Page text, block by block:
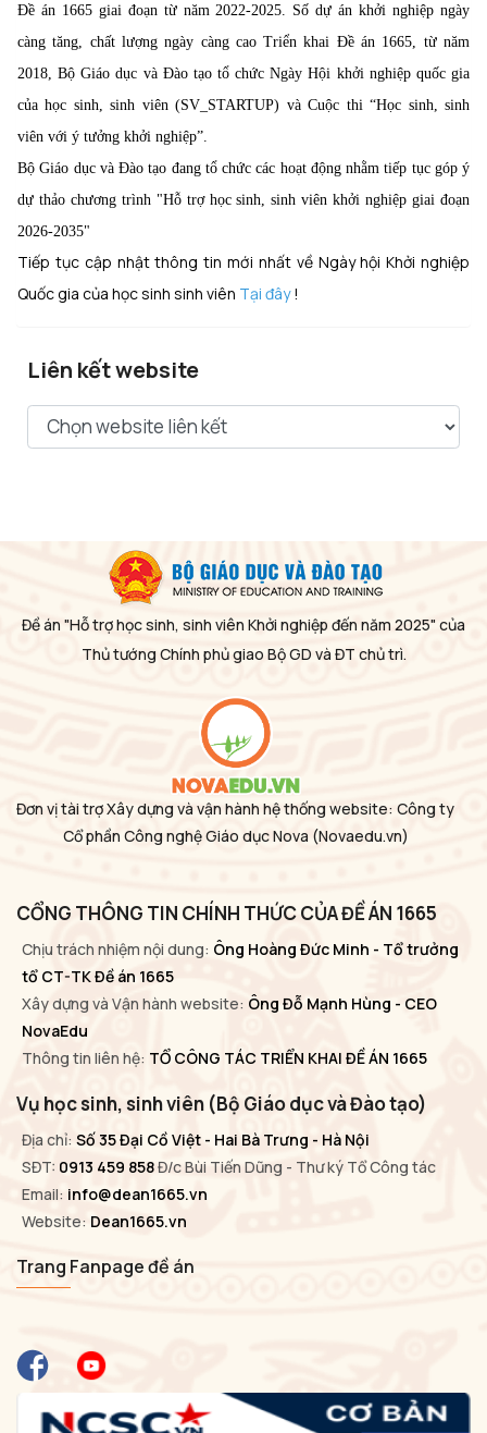
Đề án 1665 giai đoạn từ năm 2022-2025. Số dự án khởi nghiệp ngày
càng tăng, chất lượng ngày càng cao Triển khai Đề án 1665, từ năm
2018, Bộ Giáo dục và Đào tạo tổ chức Ngày Hội khởi nghiệp quốc gia
của học sinh, sinh viên (SV_STARTUP) và Cuộc thi “Học sinh, sinh
viên với ý tưởng khởi nghiệp”.
Bộ Giáo dục và Đào tạo đang tổ chức các hoạt động nhằm tiếp tục góp ý
dự thảo chương trình "Hỗ trợ học sinh, sinh viên khởi nghiệp giai đoạn
2026-2035"
Tiếp tục cập nhật thông tin mới nhất về Ngày hội Khởi nghiệp
Quốc gia của học sinh sinh viên Tại đây!
Liên kết website
Đề án "Hỗ trợ học sinh, sinh viên Khởi nghiệp đến năm 2025" của
Thủ tướng Chính phủ giao Bộ GD và ĐT chủ trì.
Đơn vị tài trợ Xây dựng và vận hành hệ thống website: Công ty
Cổ phần Công nghệ Giáo dục Nova (Novaedu.vn)
CỔNG THÔNG TIN CHÍNH THỨC CỦA ĐỀ ÁN 1665
Chịu trách nhiệm nội dung: Ông Hoàng Đức Minh - Tổ trưởng
tổ CT-TK Đề án 1665
Xây dựng và Vận hành website: Ông Đỗ Mạnh Hùng - CEO
NovaEdu
Thông tin liên hệ: TỔ CÔNG TÁC TRIỂN KHAI ĐỀ ÁN 1665
Vụ học sinh, sinh viên (Bộ Giáo dục và Đào tạo)
Địa chỉ: Số 35 Đại Cồ Việt - Hai Bà Trưng - Hà Nội
SĐT: 0913 459 858Đ/c Bùi Tiến Dũng - Thư ký Tổ Công tác
Email: info@dean1665.vn
Website: Dean1665.vn
Trang Fanpage đề án